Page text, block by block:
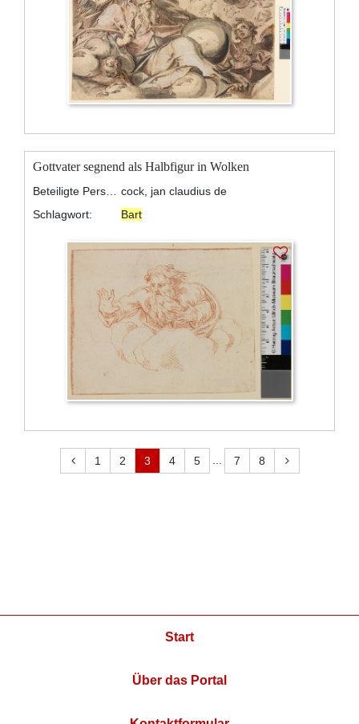
Gottvater segnend als Halbfigur in Wolken
cock, jan claudius de
Schlagwort:
Bart
1 2 3 4 5 7 8
Start
Über das Portal